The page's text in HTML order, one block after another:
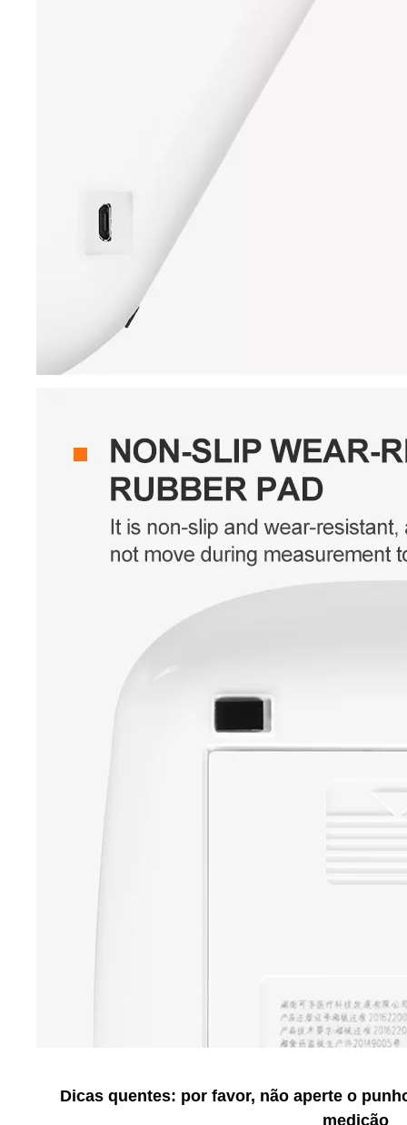
Dicas quentes: por favor, não aperte o
medição